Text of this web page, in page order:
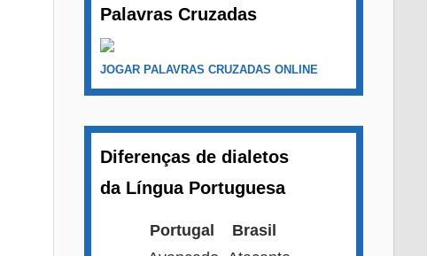
Palavras Cruzadas
JOGAR PALAVRAS CRUZADAS ONLINE
Diferenças de dialetos
da Língua Portuguesa
Portugal
Brasil